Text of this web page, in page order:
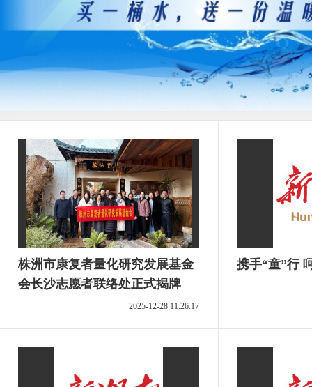
株洲市康复者量化研究发展基金
会长沙志愿者联络处正式揭牌
2025-12-28 11:26:17
携